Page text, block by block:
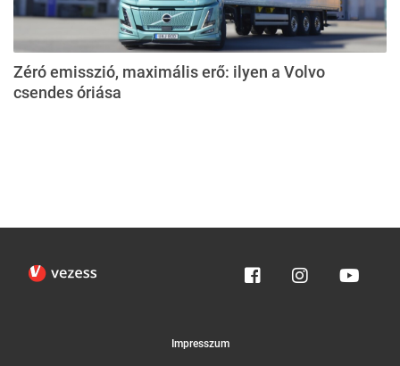
Zéró emisszió, maximális erő: ilyen a Volvo
csendes óriása
Impresszum